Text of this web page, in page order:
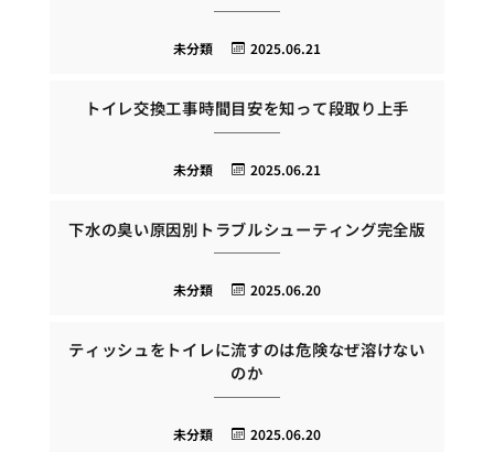
2025.06.21
未分類
トイレ交換工事時間目安を知って段取り上手
2025.06.21
未分類
下水の臭い原因別トラブルシューティング完全版
2025.06.20
未分類
ティッシュをトイレに流すのは危険なぜ溶けない
のか
2025.06.20
未分類